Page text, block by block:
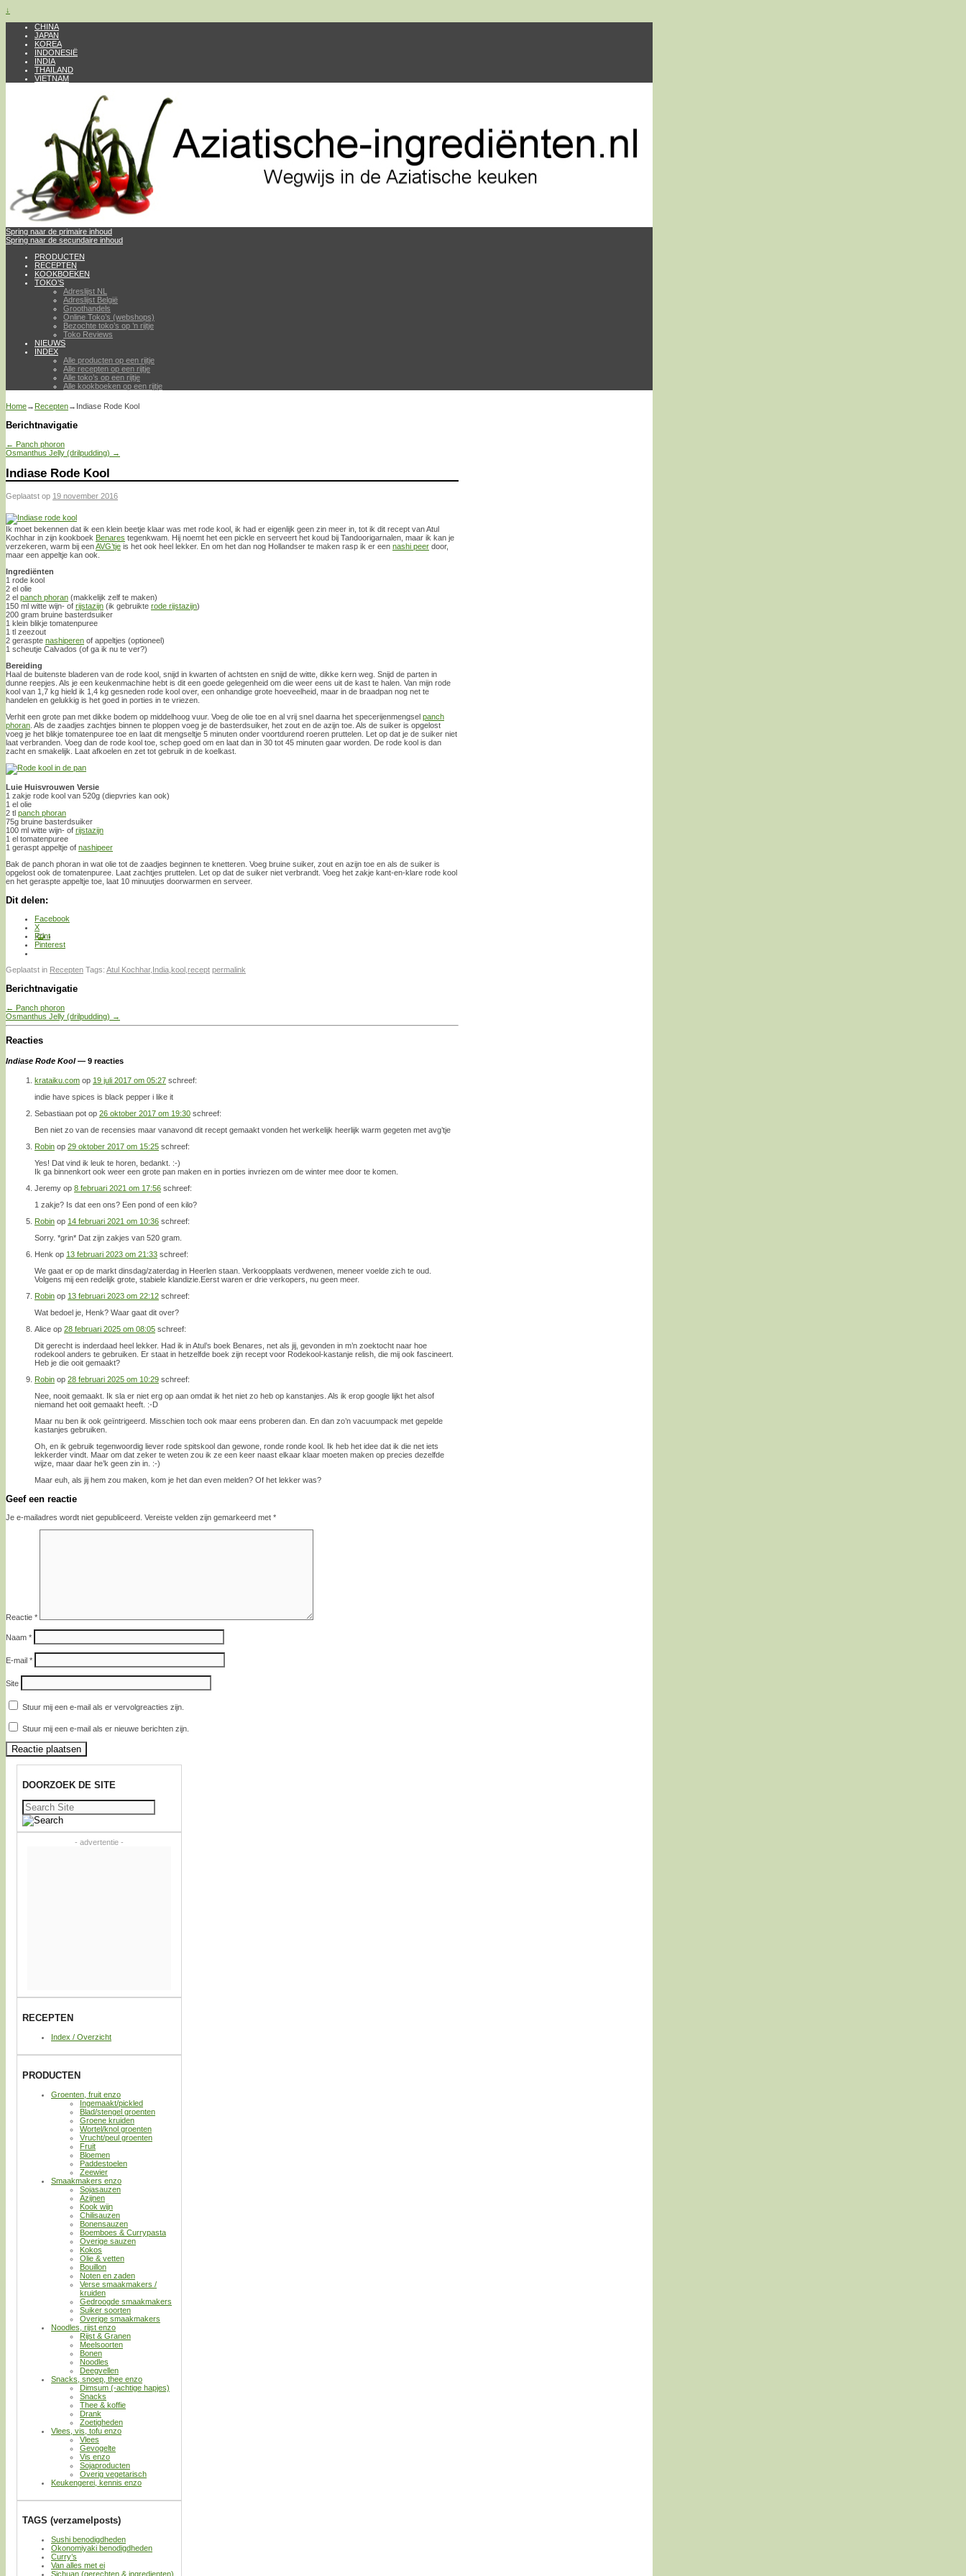
↓
CHINA
JAPAN
KOREA
INDONESIË
INDIA
THAILAND
VIETNAM
Spring naar de primaire inhoud
Spring naar de secundaire inhoud
PRODUCTEN
RECEPTEN
KOOKBOEKEN
TOKO’S
Adreslijst NL
Adreslijst België
Groothandels
Online Toko’s (webshops)
Bezochte toko’s op ’n rijtje
Toko Reviews
NIEUWS
INDEX
Alle producten op een rijtje
Alle recepten op een rijtje
Alle toko’s op een rijtje
Alle kookboeken op een rijtje
Home→ Recepten→ Indiase Rode Kool
Berichtnavigatie
← Panch phoron
Osmanthus Jelly (drilpudding) →
Indiase Rode Kool
Geplaatst op 19 november 2016
Ik moet bekennen dat ik een klein beetje klaar was met rode kool, ik had er eigenlijk geen zin meer in, tot ik dit recept van Atul
Kochhar in zijn kookboek Benares tegenkwam. Hij noemt het een pickle en serveert het koud bij Tandoorigarnalen, maar ik kan je
verzekeren, warm bij eenAVG’tje is het ook heel lekker. En om het dan nog Hollandser te maken rasp ik er een nashi peer door,
maar een appeltje kan ook.
Ingrediënten
1 rode kool
2 el olie
2 el panch phoran (makkelijk zelf te maken)
150 ml witte wijn- of rijstazijn (ik gebruikte rode rijstazijn)
200 gram bruine basterdsuiker
1 klein blikje tomatenpuree
1 tl zeezout
2 geraspte nashiperen of appeltjes (optioneel)
1 scheutje Calvados (of ga ik nu te ver?)
Bereiding
Haal de buitenste bladeren van de rode kool, snijd in kwarten of achtsten en snijd de witte, dikke kern weg. Snijd de parten in
dunne reepjes. Als je een keukenmachine hebt is dit een goede gelegenheid om die weer eens uit de kast te halen. Van mijn rode
kool van 1,7 kg hield ik 1,4 kg gesneden rode kool over, een onhandige grote hoeveelheid, maar in de braadpan nog net te
handelen en gelukkig is het goed in porties in te vriezen.
Verhit een grote pan met dikke bodem op middelhoog vuur. Voeg de olie toe en al vrij snel daarna het specerijenmengsel panch
phoran . Als de zaadjes zachtjes binnen te ploppen voeg je de basterdsuiker, het zout en de azijn toe. Als de suiker is opgelost
voeg je het blikje tomatenpuree toe en laat dit mengseltje 5 minuten onder voortdurend roeren pruttelen. Let op dat je de suiker niet
laat verbranden. Voeg dan de rode kool toe, schep goed om en laat dan in 30 tot 45 minuten gaar worden. De rode kool is dan
zacht en smakelijk. Laat afkoelen en zet tot gebruik in de koelkast.
Luie Huisvrouwen Versie
1 zakje rode kool van 520g (diepvries kan ook)
1 el olie
2 tl panch phoran
75g bruine basterdsuiker
100 ml witte wijn- of rijstazijn
1 el tomatenpuree
1 geraspt appeltje of nashipeer
Bak de panch phoran in wat olie tot de zaadjes beginnen te knetteren. Voeg bruine suiker, zout en azijn toe en als de suiker is
opgelost ook de tomatenpuree. Laat zachtjes pruttelen. Let op dat de suiker niet verbrandt. Voeg het zakje kant-en-klare rode kool
en het geraspte appeltje toe, laat 10 minuutjes doorwarmen en serveer.
Dit delen:
Facebook
X
Print
Pinterest
Geplaatst in Recepten Tags: Atul Kochhar, India,kool ,recept permalink
Berichtnavigatie
← Panch phoron
Osmanthus Jelly (drilpudding) →
Reacties
Indiase Rode Kool— 9 reacties
krataiku.com op 19 juli 2017 om 05:27 schreef:
indie have spices is black pepper i like it
Sebastiaan pot op 26 oktober 2017 om 19:30 schreef:
Ben niet zo van de recensies maar vanavond dit recept gemaakt vonden het werkelijk heerlijk warm gegeten met avg’tje
Robin op 29 oktober 2017 om 15:25 schreef:
Yes! Dat vind ik leuk te horen, bedankt. :-)
Ik ga binnenkort ook weer een grote pan maken en in porties invriezen om de winter mee door te komen.
Jeremy op 8 februari 2021 om 17:56 schreef:
1 zakje? Is dat een ons? Een pond of een kilo?
Robin op 14 februari 2021 om 10:36 schreef:
Sorry. *grin* Dat zijn zakjes van 520 gram.
Henk op 13 februari 2023 om 21:33 schreef:
We gaat er op de markt dinsdag/zaterdag in Heerlen staan. Verkoopplaats verdwenen, meneer voelde zich te oud.
Volgens mij een redelijk grote, stabiele klandizie.Eerst waren er drie verkopers, nu geen meer.
Robin op 13 februari 2023 om 22:12 schreef:
Wat bedoel je, Henk? Waar gaat dit over?
Alice op 28 februari 2025 om 08:05 schreef:
Dit gerecht is inderdaad heel lekker. Had ik in Atul’s boek Benares, net als jij, gevonden in m’n zoektocht naar hoe
rodekool anders te gebruiken. Er staat in hetzelfde boek zijn recept voor Rodekool-kastanje relish, die mij ook fascineert.
Heb je die ooit gemaakt?
Robin op 28 februari 2025 om 10:29 schreef:
Nee, nooit gemaakt. Ik sla er niet erg op aan omdat ik het niet zo heb op kanstanjes. Als ik erop google lijkt het alsof
niemand het ooit gemaakt heeft. :-D
Maar nu ben ik ook geïntrigeerd. Misschien toch ook maar eens proberen dan. En dan zo’n vacuumpack met gepelde
kastanjes gebruiken.
Oh, en ik gebruik tegenwoordig liever rode spitskool dan gewone, ronde ronde kool. Ik heb het idee dat ik die net iets
lekkerder vindt. Maar om dat zeker te weten zou ik ze een keer naast elkaar klaar moeten maken op precies dezelfde
wijze, maar daar he’k geen zin in. :-)
Maar euh, als jij hem zou maken, kom je het dan even melden? Of het lekker was?
Geef een reactie
Je e-mailadres wordt niet gepubliceerd. Vereiste velden zijn gemarkeerd met *
Reactie *
Naam *
E-mail *
Site
Stuur mij een e-mail als er vervolgreacties zijn.
Stuur mij een e-mail als er nieuwe berichten zijn.
DOORZOEK DE SITE
Zoeken
naar:
- advertentie -
RECEPTEN
Index / Overzicht
PRODUCTEN
Groenten, fruit enzo
Ingemaakt/pickled
Blad/stengel groenten
Groene kruiden
Wortel/knol groenten
Vrucht/peul groenten
Fruit
Bloemen
Paddestoelen
Zeewier
Smaakmakers enzo
Sojasauzen
Azijnen
Kook wijn
Chilisauzen
Bonensauzen
Boemboes & Currypasta
Overige sauzen
Kokos
Olie & vetten
Bouillon
Noten en zaden
Verse smaakmakers /
kruiden
Gedroogde smaakmakers
Suiker soorten
Overige smaakmakers
Noodles, rijst enzo
Rijst & Granen
Meelsoorten
Bonen
Noodles
Deegvellen
Snacks, snoep, thee enzo
Dimsum (-achtige hapjes)
Snacks
Thee & koffie
Drank
Zoetigheden
Vlees, vis, tofu enzo
Vlees
Gevogelte
Vis enzo
Sojaproducten
Overig vegetarisch
Keukengerei, kennis enzo
TAGS (verzamelposts)
Sushi benodigdheden
Okonomiyaki benodigdheden
Curry’s
Van alles met ei
Sichuan (gerechten & ingredienten)